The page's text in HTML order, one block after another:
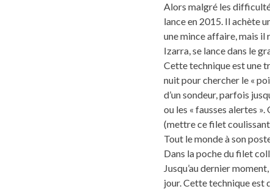
Alors malgré les
lance en 2015. Il achète
une mince affaire, mais il
Izarra, se lance dans le
Cette technique est une
nuit pour chercher le «
d’un sondeur, parfois
ou les « fausses alertes ».
(mettre ce filet coulissant
Tout le monde à son
Dans la poche du filet
Jusqu’au dernier
jour. Cette technique est